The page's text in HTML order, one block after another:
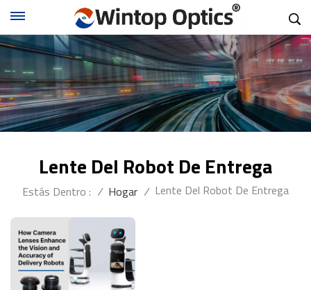
Lente Del Robot De Entrega
Estás Dentro : / Hogar / Lente Del Robot De Entrega